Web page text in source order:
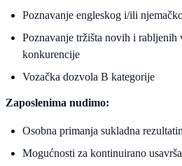
Poznavanje engleskog i/ili
Poznavanje tržišta novih i rabljenih
konkurencije
Vozačka dozvola B kategorije
Zaposlenima nudimo:
Osobna primanja sukladna
Mogućnosti za kontinuirano